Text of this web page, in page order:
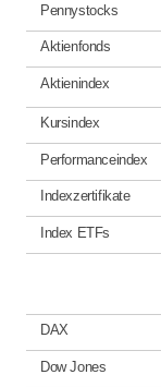
Pennystocks
Aktienfonds
Aktienindex
Kursindex
Performanceindex
Indexzertifikate
Index ETFs
DAX
Dow Jones